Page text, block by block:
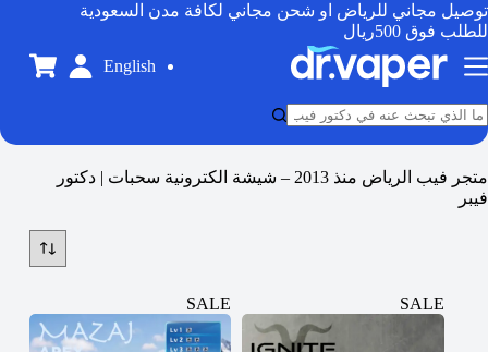
توصيل مجاني للرياض او شحن مجاني لكافة مدن السعودية
للطلب فوق 500ريال
English
متجر فيب الرياض منذ 2013 – شيشة الكترونية سحبات | دكتور
فيبر
SALE
SALE